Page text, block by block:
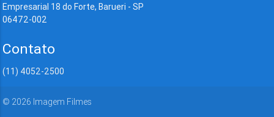
Empresarial 18 do Forte, Barueri - SP
06472-002
Contato
(11) 4052-2500
© 2026 Imagem Filmes